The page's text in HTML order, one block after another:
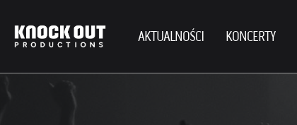
AKTUALNOŚCI KONCERTY